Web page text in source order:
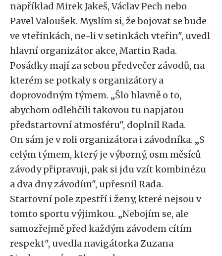
například Mirek Jakeš, Václav Pech nebo
Pavel Valoušek. Myslím si, že bojovat se bude
ve vteřinkách, ne-li v setinkách vteřin", uvedl
hlavní organizátor akce, Martin Rada.
Posádky mají za sebou předvečer závodů, na
kterém se potkaly s organizátory a
doprovodným týmem. „Šlo hlavně o to,
abychom odlehčili takovou tu napjatou
předstartovní atmosféru", doplnil Rada.
On sám je v roli organizátora i závodníka. „S
celým týmem, který je výborný, osm měsíců
závody připravuji, pak si jdu vzít kombinézu
a dva dny závodím", upřesnil Rada.
Startovní pole zpestří i ženy, které nejsou v
tomto sportu výjimkou. „Nebojím se, ale
samozřejmě před každým závodem cítím
respekt", uvedla navigátorka Zuzana